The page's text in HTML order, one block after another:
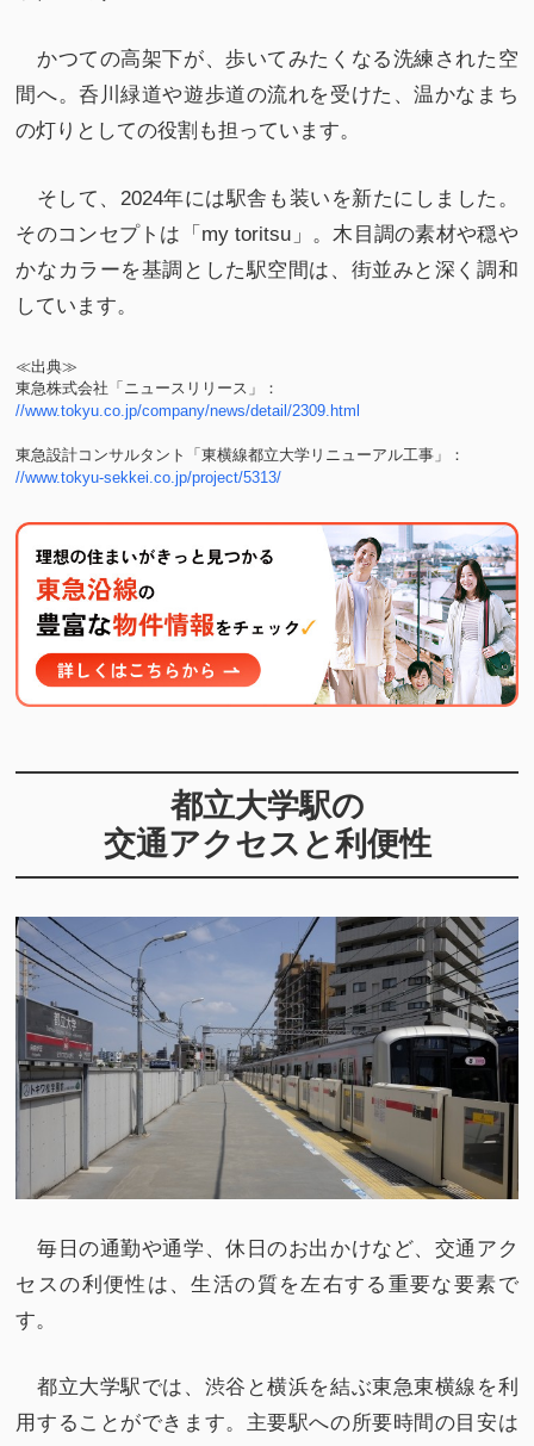
かつての高架下が、歩いてみたくなる洗練された空
間へ。呑川緑道や遊歩道の流れを受けた、温かなまち
の灯りとしての役割も担っています。
そして、2024年には駅舎も装いを新たにしました。
そのコンセプトは「my toritsu」。木目調の素材や穏や
かなカラーを基調とした駅空間は、街並みと深く調和
しています。
≪出典≫
東急株式会社「ニュースリリース」：
//www.tokyu.co.jp/company/news/detail/2309.html
東急設計コンサルタント「東横線都立大学リニューアル工事」：
//www.tokyu-sekkei.co.jp/project/5313/
都立大学駅の
交通アクセスと利便性
毎日の通勤や通学、休日のお出かけなど、交通アク
セスの利便性は、生活の質を左右する重要な要素で
す。
都立大学駅では、渋谷と横浜を結ぶ東急東横線を利
用することができます。主要駅への所要時間の目安は